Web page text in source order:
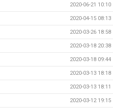
2020-06-21 10:10
2020-04-15 08:13
2020-03-26 18:58
2020-03-18 20:38
2020-03-18 09:44
2020-03-13 18:18
2020-03-13 18:11
2020-03-12 19:15